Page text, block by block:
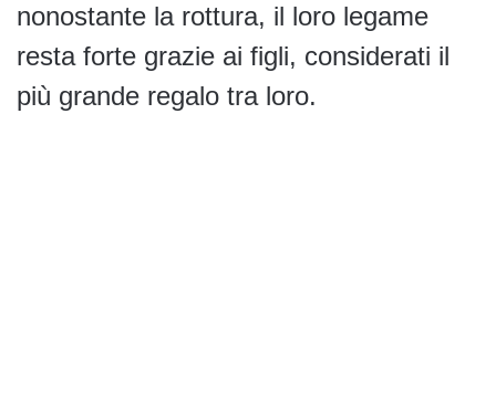
nonostante la rottura, il loro legame
resta forte grazie ai figli, considerati il
più grande regalo tra loro.